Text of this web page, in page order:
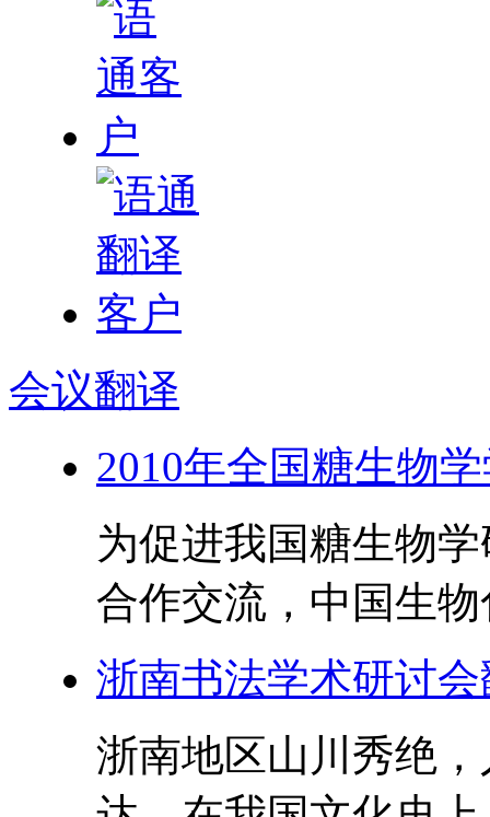
会议翻译
2010年全国糖生物
为促进我国糖生物
合作交流，中国生
浙南书法学术研讨
浙南地区山川秀绝